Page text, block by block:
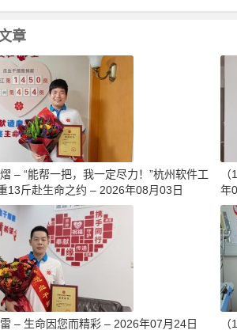
章
– “能帮一把，我一定尽力！”杭州软件工
13斤赴生命之约 – 2026年08月03日
年
雷 – 生命因您而精彩 – 2026年07月24日